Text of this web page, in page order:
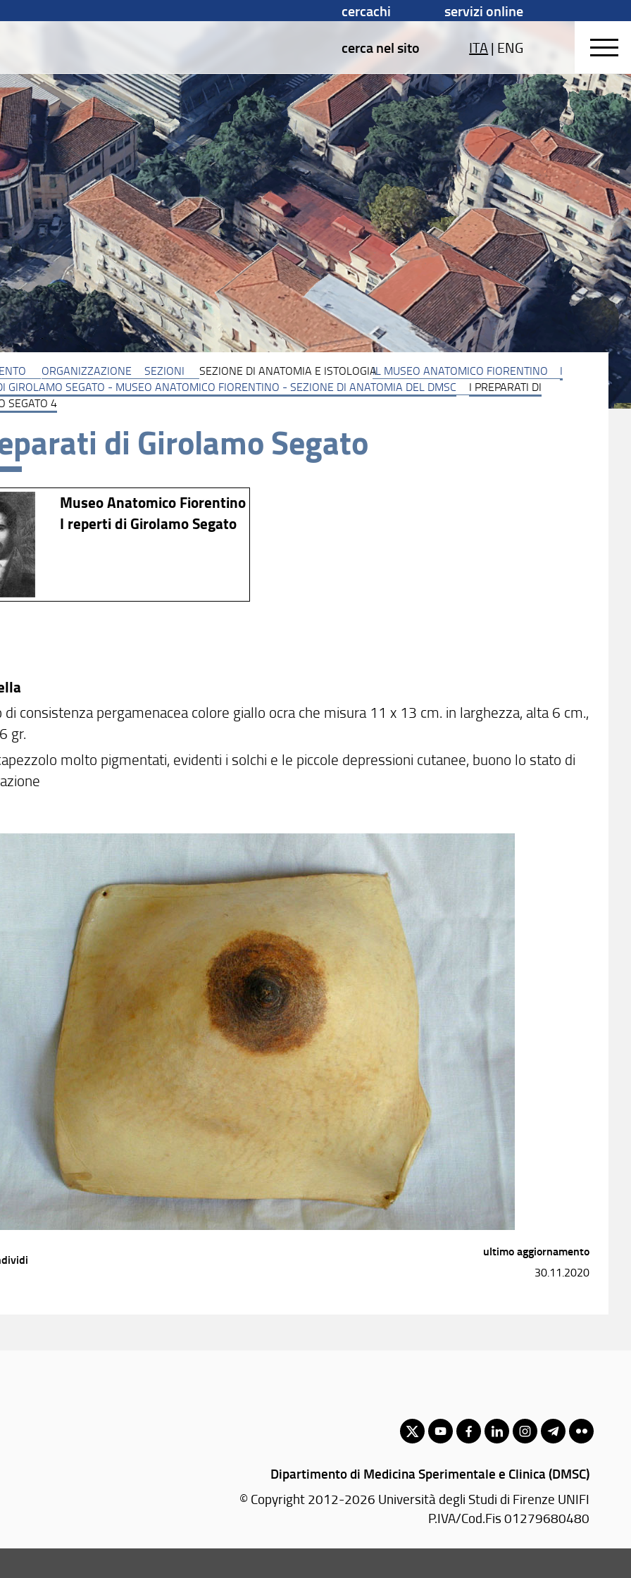
cercachi
servizi online
cerca nel sito
ITA| ENG
ORGANIZZAZIONE SEZIONI SEZIONE DI ANATOMIA E ISTOLOGIAIL MUSEO ANATOMICO FIORENTINO
I
GIROLAMO SEGATO - MUSEO ANATOMICO FIORENTINO - SEZIONE DI ANATOMIA DEL DMSC
I PREPARATI DI
SEGATO 4
di Girolamo Segato
Museo Anatomico Fiorentino
I reperti di Girolamo Segato
di consistenza pergamenacea colore giallo ocra che misura 11 x 13 cm. in larghezza, alta 6 cm.,
gr.
molto pigmentati, evidenti i solchi e le piccole depressioni cutanee, buono lo stato di
ultimo aggiornamento
30.11.2020
Dipartimento di Medicina Sperimentale e Clinica (DMSC)
© Copyright 2012-2026 Università degli Studi di Firenze UNIFI
P.IVA/Cod.Fis 01279680480